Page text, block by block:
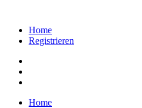
Home
Registrieren
Home